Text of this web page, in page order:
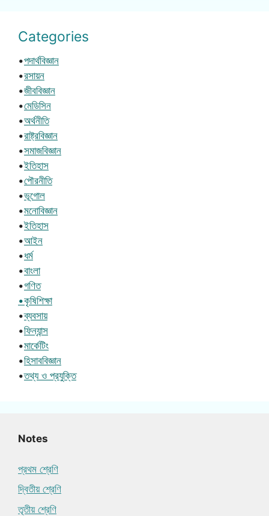
Categories
•পদার্থবিজ্ঞান
•রসায়ন
•জীববিজ্ঞান
•মেডিসিন
•অর্থনীতি
•রাষ্ট্রবিজ্ঞান
•সমাজবিজ্ঞান
•ইতিহাস
•পৌরনীতি
•ভূগোল
•মনোবিজ্ঞান
•ইতিহাস
•আইন
•ধর্ম
•বাংলা
•গণিত
•কৃষিশিক্ষা
•ব্যবসায়
•ফিন্যান্স
•মার্কেটিং
•হিসাববিজ্ঞান
•তথ্য ও প্রযুক্তি
Notes
প্রথম শ্রেণি
দ্বিতীয় শ্রেণি
তৃতীয় শ্রেণি